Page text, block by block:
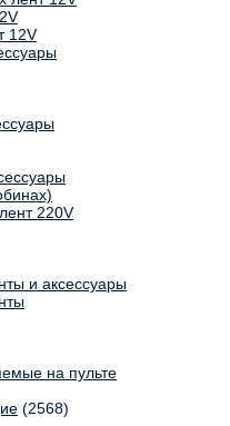
12V
220V
и аксессуары
на пульте
(2568)